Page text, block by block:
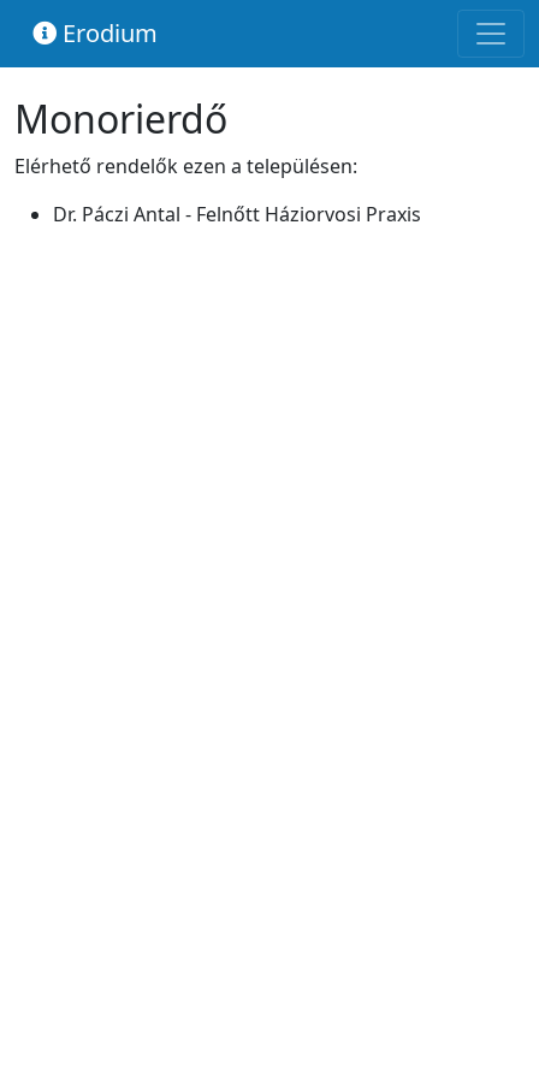
Erodium
Monorierdő
Elérhető rendelők ezen a településen:
Dr. Páczi Antal - Felnőtt Háziorvosi Praxis